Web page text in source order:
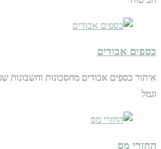
כספים אבודים
איתור כספים אבודים מחסכונות וחשבונות
וגמל
החזרי מס